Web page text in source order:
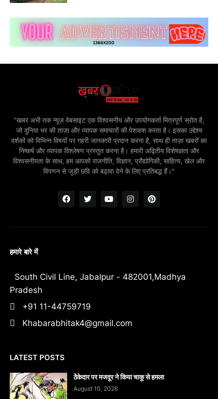
"खबर अभी तक न्यूज़ वेबसाइट एक विश्वसनीय और उपयोगकर्ता मित्रपूर्ण स्रोत है,
जो दुनिया भर की ताज़ा और व्यापक समाचारों की पेशकश करता है। इसका उद्देश्य
दर्शकों को विभिन्न विषयों पर गहरी जानकारी प्रदान करना है, साथ ही ताज़ा खबरों का
निष्कर्ष और व्यापक विश्लेषण प्रस्तुत करना है। हमारी अद्वितीय विशेषज्ञता और
विश्वसनीयता के साथ, हम आपको राजनीति, विज्ञान, प्रौद्योगिकी, साहित्य, खेल और
विपणन से जुड़ी छवि को बढ़ावा देने के लिए प्रतिबद्ध हैं।"
हमारे बारे में
South Civil Line, Jabalpur - 482001,Madhya
Pradesh
+91 11-44759719
Khabarabhitak4@gmail.com
LATEST POSTS
ठेेकेदार पर मजदूर ने किया चाकू से हमला
August 10, 2026